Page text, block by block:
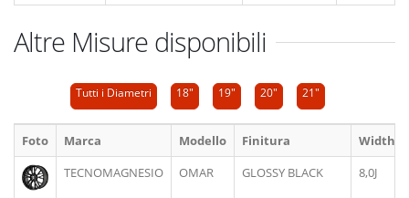
Altre Misure disponibili
Tutti i Diametri 18" 19" 20" 21"
Foto Marca Modello Finitura
Width
TECNOMAGNESIO
OMAR GLOSSY BLACK 8,0J